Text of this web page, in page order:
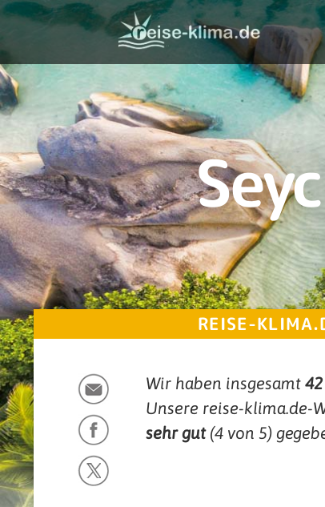
REISE-
Wir haben insgesamt 42
Unsere reise-klima.de-
sehr gut(4 von 5)